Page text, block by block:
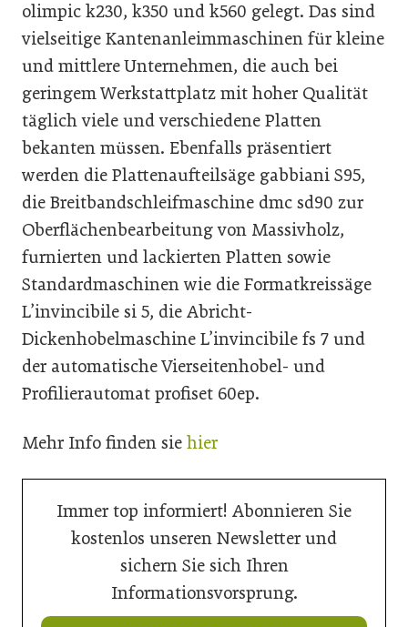
olimpic k230, k350 und k560 gelegt. Das sind
vielseitige Kantenanleimmaschinen für kleine
und mittlere Unternehmen, die auch bei
geringem Werkstattplatz mit hoher Qualität
täglich viele und verschiedene Platten
bekanten müssen. Ebenfalls präsentiert
werden die Plattenaufteilsäge gabbiani S95,
die Breitbandschleifmaschine dmc sd90 zur
Oberflächenbearbeitung von Massivholz,
furnierten und lackierten Platten sowie
Standardmaschinen wie die Formatkreissäge
L’invincibile si 5, die Abricht-
Dickenhobelmaschine L’invincibile fs 7 und
der automatische Vierseitenhobel- und
Profilierautomat profiset 60ep.
Mehr Info finden sie hier
Immer top informiert! Abonnieren Sie
kostenlos unseren Newsletter und
sichern Sie sich Ihren
Informationsvorsprung.